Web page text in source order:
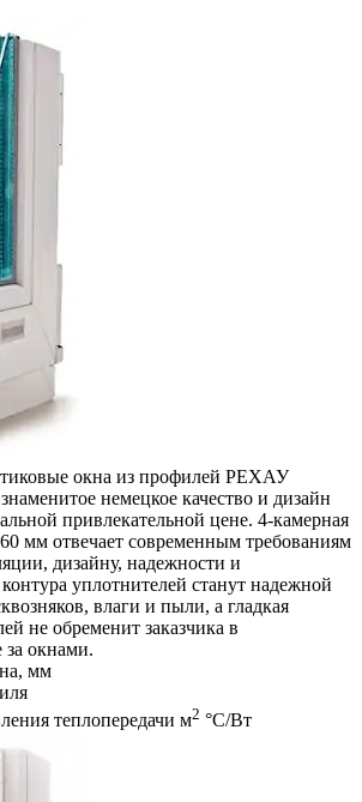
окна из профилей РЕХАУ
немецкое качество и дизайн
привлекательной цене. 4-камерная
мм отвечает современным требованиям
дизайну, надежности и
уплотнителей станут надежной
влаги и пыли, а гладкая
не обременит заказчика в
за окнами.
мм
теплопередачи м2 °С/Вт